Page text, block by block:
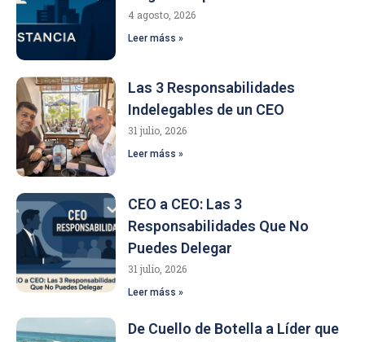
4 agosto, 2026
Leer máss »
Las 3 Responsabilidades
Indelegables de un CEO
31 julio, 2026
Leer máss »
CEO a CEO: Las 3
Responsabilidades Que No
Puedes Delegar
31 julio, 2026
Leer máss »
De Cuello de Botella a Líder que